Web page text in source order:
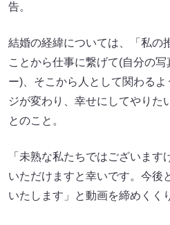
告。
結婚の経緯については、「私の
ことから仕事に繋げて(自分の
ー)、そこから人として関わる
ジが変わり、幸せにしてやりた
とのこと。
「未熟な私たちではございます
いただけますと幸いです。今後
いたします」と動画を締めくく